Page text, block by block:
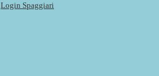
Login Spaggiari